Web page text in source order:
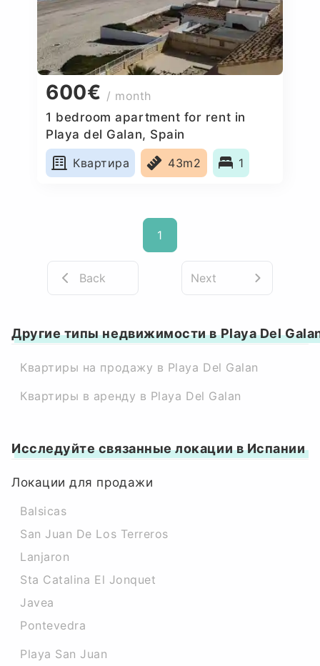
600€ / month
1 bedroom apartment for rent in
Playa del Galan, Spain
Квартира
43m2 1
1
Back Next
Другие типы недвижимости в Playa Del
Квартиры на продажу в Playa Del Galan
Квартиры в аренду в Playa Del Galan
Исследуйте связанные локации в Испании
Локации для продажи
Balsicas
San Juan De Los Terreros
Lanjaron
Sta Catalina El Jonquet
Javea
Pontevedra
Playa San Juan